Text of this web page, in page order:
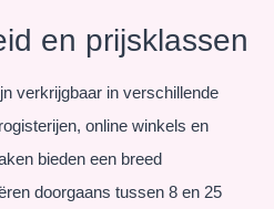
en prijsklassen
verkrijgbaar in verschillende
online winkels en
bieden een breed
doorgaans tussen 8 en 25